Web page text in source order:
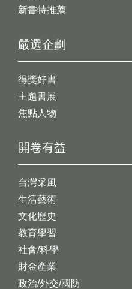
新書特推薦
開卷有益
台灣采風
生活藝術
文化歷史
教育學習
社會/科學
財金產業
政治/外交/國防
嚴選企劃
得獎好書
主題書展
焦點人物